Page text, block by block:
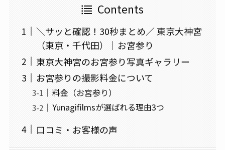
Contents
＼サッと確認！30秒まとめ／ 東京大神宮
（東京・千代田）｜お宮参り
東京大神宮のお宮参り写真ギャラリー
お宮参りの撮影料金について
料金（お宮参り）
Yunagifilmsが選ばれる理由3つ
口コミ・お客様の声